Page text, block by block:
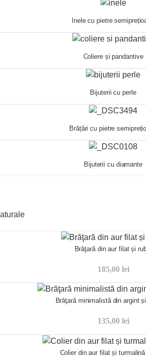
Inele cu pietre
Coliere și pandantive
Bijuterii cu perle
Brățări cu pietre
Bijuterii cu diamante
Brăţară din aur filat și
185,00 lei
Brăţară minimalistă din argint
135,00 lei
Colier din aur filat și